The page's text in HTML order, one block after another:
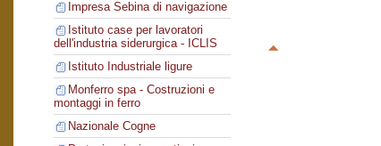
Impresa Sebina di navigazione
Istituto case per lavoratori
dell'industria siderurgica - ICLIS
Istituto Industriale ligure
Monferro spa - Costruzioni e
montaggi in ferro
Nazionale Cogne